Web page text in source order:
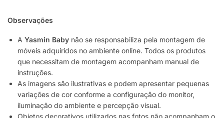
Observações
A Yasmin Baby não se responsabiliza pela montagem de
móveis adquiridos no ambiente online. Todos os produtos
que necessitam de montagem acompanham manual de
instruções.
As imagens são ilustrativas e podem apresentar pequenas
variações de cor conforme a configuração do monitor,
iluminação do ambiente e percepção visual.